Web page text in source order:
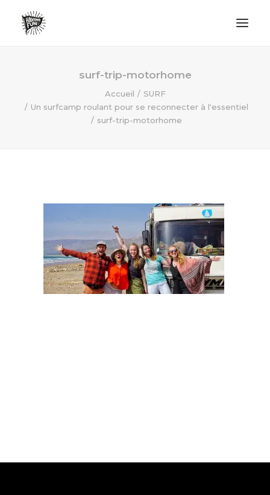
ECO FRIENDLY
surf-trip-motorhome
Accueil
SURF
Un surfcamp roulant pour se reconnecter à l'essentiel
surf-trip-motorhome